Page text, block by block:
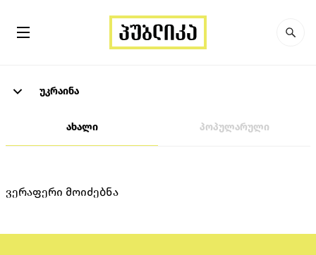
უკრაინა
ახალი პოპულარული
ვერაფერი მოიძებნა